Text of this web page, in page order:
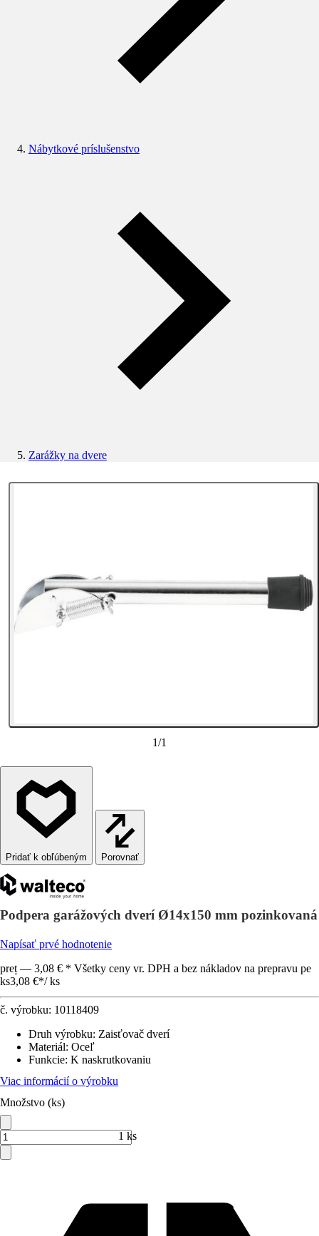
Nábytkové príslušenstvo
Zarážky na dvere
1/1
Porovnať
Podpera garážových dverí Ø14x150 mm pozinkovaná
Napísať prvé hodnotenie
preț — 3,08 € * Všetky ceny vr. DPH a bez nákladov na prepravu pe
ks3,08 €*/ ks
č. výrobku: 10118409
Druh výrobku: Zaisťovač dverí
Materiál: Oceľ
Funkcie: K naskrutkovaniu
Viac informácií o výrobku
Množstvo (ks)
1 ks